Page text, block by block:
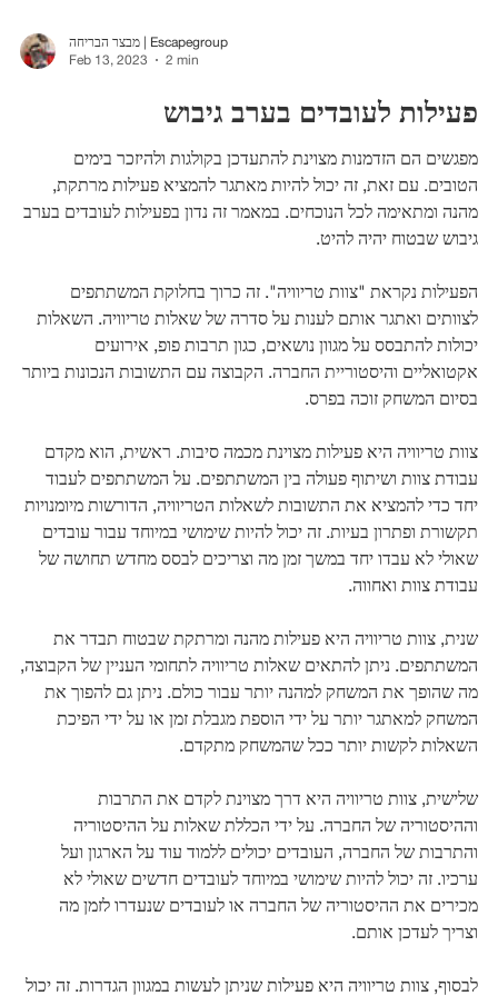
מבצר הבריחה | Escapegroup
Feb 13, 2023
2 min
פעילות לעובדים בערב גיבוש
מפגשים הם הזדמנות מצוינת להתעדכן בקולגות ולהיזכר בימים
הטובים. עם זאת, זה יכול להיות מאתגר להמציא פעילות מרתקת,
מהנה ומתאימה לכל הנוכחים. במאמר זה נדון בפעילות לעובדים בערב
גיבוש שבטוח יהיה להיט.
הפעילות נקראת "צוות טריוויה". זה כרוך בחלוקת המשתתפים
לצוותים ואתגר אותם לענות על סדרה של שאלות טריוויה. השאלות
יכולות להתבסס על מגוון נושאים, כגון תרבות פופ, אירועים
אקטואליים והיסטוריית החברה. הקבוצה עם התשובות הנכונות ביותר
בסיום המשחק זוכה בפרס.
צוות טריוויה היא פעילות מצוינת מכמה סיבות. ראשית, הוא מקדם
עבודת צוות ושיתוף פעולה בין המשתתפים. על המשתתפים לעבוד
יחד כדי להמציא את התשובות לשאלות הטריוויה, הדורשות מיומנויות
תקשורת ופתרון בעיות. זה יכול להיות שימושי במיוחד עבור עובדים
שאולי לא עבדו יחד במשך זמן מה וצריכים לבסס מחדש תחושה של
עבודת צוות ואחווה.
שנית, צוות טריוויה היא פעילות מהנה ומרתקת שבטוח תבדר את
המשתתפים. ניתן להתאים שאלות טריוויה לתחומי העניין של הקבוצה,
מה שהופך את המשחק למהנה יותר עבור כולם. ניתן גם להפוך את
המשחק למאתגר יותר על ידי הוספת מגבלת זמן או על ידי הפיכת
השאלות לקשות יותר ככל שהמשחק מתקדם.
שלישית, צוות טריוויה היא דרך מצוינת לקדם את התרבות
וההיסטוריה של החברה. על ידי הכללת שאלות על ההיסטוריה
והתרבות של החברה, העובדים יכולים ללמוד עוד על הארגון ועל
ערכיו. זה יכול להיות שימושי במיוחד לעובדים חדשים שאולי לא
מכירים את ההיסטוריה של החברה או לעובדים שנעדרו לזמן מה
וצריך לעדכן אותם.
לבסוף, צוות טריוויה היא פעילות שניתן לעשות במגוון הגדרות. זה יכול